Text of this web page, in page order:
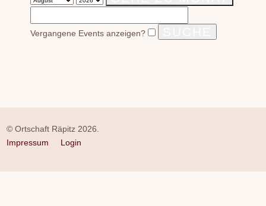
Vergangene Events anzeigen?
© Ortschaft Räpitz 2026.
Impressum
Login